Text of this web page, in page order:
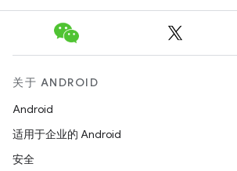
关于 ANDROID
Android
适用于企业的 Android
安全